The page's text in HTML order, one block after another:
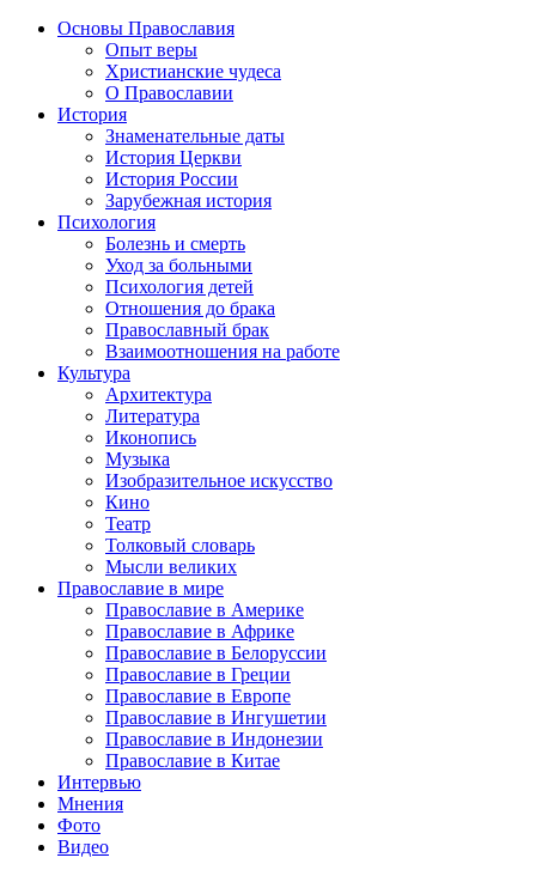
Основы Православия
Опыт веры
Христианские чудеса
О Православии
История
Знаменательные даты
История Церкви
История России
Зарубежная история
Психология
Болезнь и смерть
Уход за больными
Психология детей
Отношения до брака
Православный брак
Взаимоотношения на работе
Культура
Архитектура
Литература
Иконопись
Музыка
Изобразительное искусство
Кино
Театр
Толковый словарь
Мысли великих
Православие в мире
Православие в Америке
Православие в Африке
Православие в Белоруссии
Православие в Греции
Православие в Европе
Православие в Ингушетии
Православие в Индонезии
Православие в Китае
Интервью
Мнения
Фото
Видео